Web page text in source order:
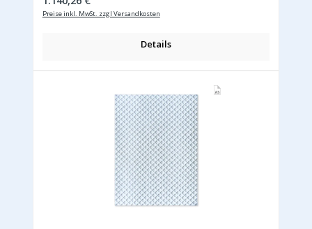
Preise inkl. MwSt. zzgl Versandkosten
Details